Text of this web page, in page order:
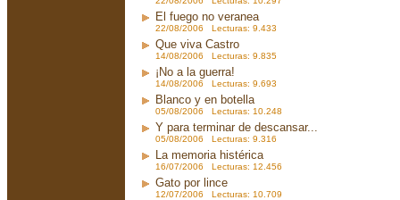
El fuego no veranea
22/08/2006 Lecturas: 9.433
Que viva Castro
14/08/2006 Lecturas: 9.835
¡No a la guerra!
14/08/2006 Lecturas: 9.693
Blanco y en botella
05/08/2006 Lecturas: 10.248
Y para terminar de descansar...
05/08/2006 Lecturas: 9.316
La memoria histérica
16/07/2006 Lecturas: 12.456
Gato por lince
12/07/2006 Lecturas: 10.709